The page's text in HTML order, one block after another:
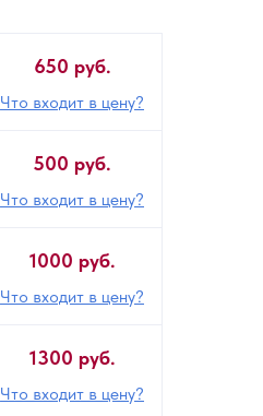
650 руб.
Что входит в цену?
500 руб.
Что входит в цену?
1000 руб.
Что входит в цену?
1300 руб.
Что входит в цену?